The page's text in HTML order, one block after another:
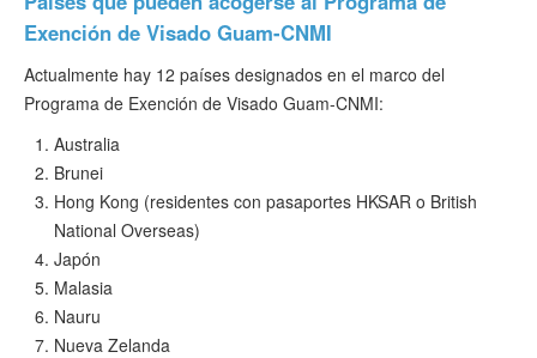
Exención de Visado Guam-CNMI
Actualmente hay 12 países designados en el marco del
Programa de Exención de Visado Guam-CNMI:
Australia
Brunei
Hong Kong (residentes con pasaportes HKSAR o British
National Overseas)
Japón
Malasia
Nauru
Nueva Zelanda